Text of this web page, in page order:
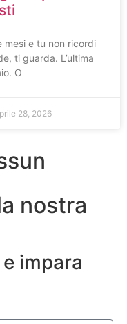
mesi e tu non ricordi
ti guarda. L’ultima
O
28, 2026
nostra
impara